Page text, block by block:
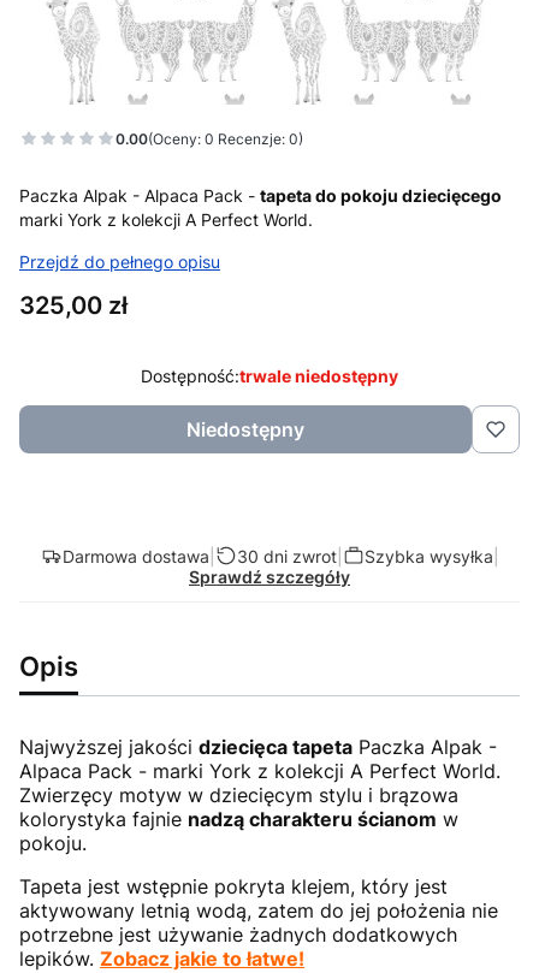
0.00(Oceny: 0 Recenzje: 0)
Paczka Alpak - Alpaca Pack - tapeta do pokoju dziecięcego
marki York z kolekcji A Perfect World.
Przejdź do pełnego opisu
Cena
325,00 zł
Dostępność:trwale niedostępny
Niedostępny
Darmowa dostawa 30 dni zwrot| Szybka wysyłka
Sprawdź szczegóły
Opis
Najwyższej jakości dziecięca tapeta Paczka Alpak -
Alpaca Pack - marki York z kolekcji A Perfect World.
Zwierzęcy motyw w dziecięcym stylu i brązowa
kolorystyka fajnie nadzą charakteru ścianom w
pokoju.
Tapeta jest wstępnie pokryta klejem, który jest
aktywowany letnią wodą, zatem do jej położenia nie
potrzebne jest używanie żadnych dodatkowych
lepików. Zobacz jakie to łatwe!